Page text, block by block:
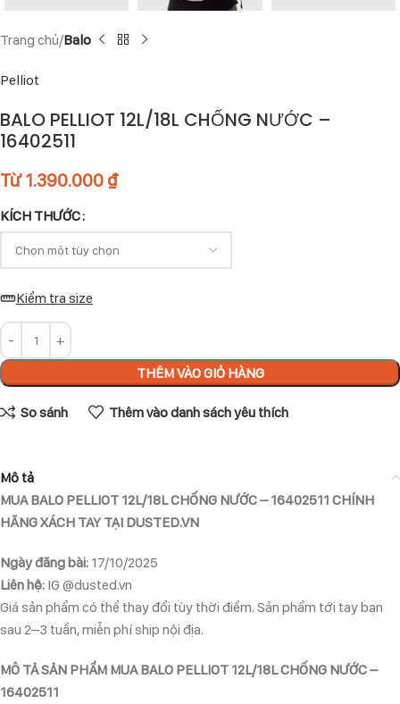
Trang chủ Balo
Pelliot
BALO PELLIOT 12L/18L CHỐNG NƯỚC –
16402511
Từ1.390.000 ₫
KÍCH THƯỚC
Kiểm tra size
THÊM VÀO GIỎ HÀNG
So sánh Thêm vào danh sách yêu thích
Mô tả
MUA BALO PELLIOT 12L/18L CHỐNG NƯỚC – 16402511 CHÍNH
HÃNG XÁCH TAY TẠI DUSTED.VN
Ngày đăng bài: 17/10/2025
Liên hệ: IG @dusted.vn
Giá sản phẩm có thể thay đổi tùy thời điểm. Sản phẩm tới tay bạn
sau 2–3 tuần, miễn phí ship nội địa.
MÔ TẢ SẢN PHẨM MUA BALO PELLIOT 12L/18L CHỐNG NƯỚC –
16402511